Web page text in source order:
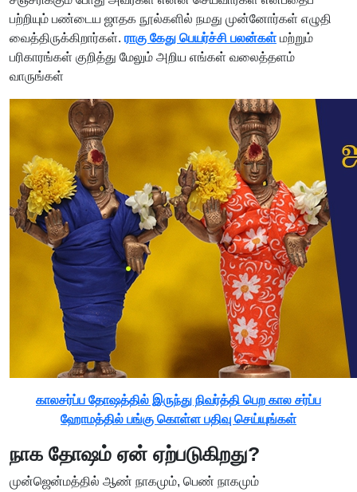
பற்றியும் பண்டைய ஜாதக நூல்களில் நமது முன்னோர்கள் எழுதி
வைத்திருக்கிறார்கள். ராகு கேது பெயர்ச்சி பலன்கள் மற்றும்
பரிகாரங்கள் குறித்து மேலும் அறிய எங்கள் வலைத்தளம்
வாருங்கள்
காலசர்ப்ப தோஷத்தில் இருந்து நிவர்த்தி பெற கால சர்ப்ப
ஹோமத்தில் பங்கு கொள்ள பதிவு செய்யுங்கள்
நாக தோஷம் ஏன் ஏற்படுகிறது?
முன்ஜென்மத்தில் ஆண் நாகமும், பெண் நாகமும்